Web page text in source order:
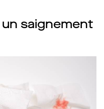
saignement